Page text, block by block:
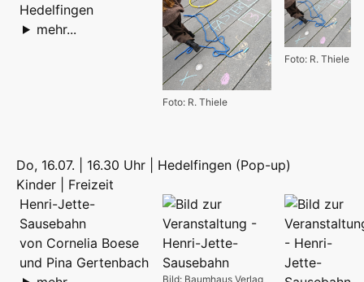
Foto: R. Thiele
Foto: R. Thiele
Hedelfingen
mehr...
Do, 16.07. | 16.30 Uhr | Hedelfingen (Pop-up)
Kinder | Freizeit
Bild: Baumhaus Verlag
Henri-Jette-
Sausebahn
von Cornelia Boese
und Pina Gertenbach